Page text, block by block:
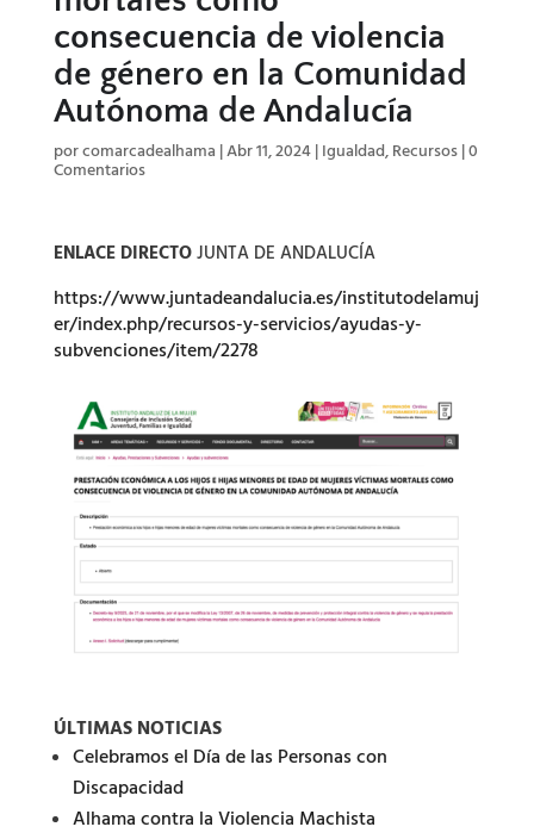
consecuencia de violencia
de género en la Comunidad
Autónoma de Andalucía
porcomarcadealhama |Abr 11, 2024| Igualdad, Recursos|0
Comentarios
ENLACE DIRECTOJUNTA DE ANDALUCÍA
https://www.juntadeandalucia.es/institutodelamuj
er/index.php/recursos-y-servicios/ayudas-y-
subvenciones/item/2278
ÚLTIMAS NOTICIAS
Celebramos el Día de las Personas con
Discapacidad
Alhama contra la Violencia Machista